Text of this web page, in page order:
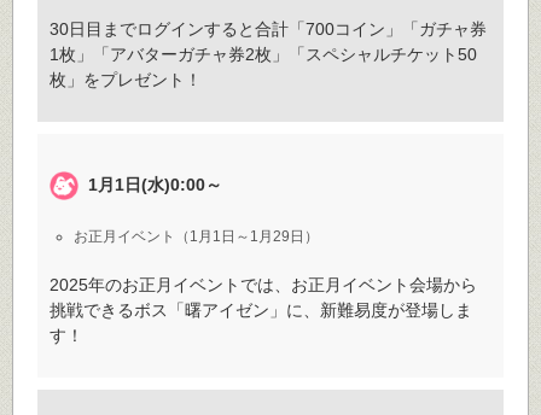
30日目までログインすると合計「700コイン」「ガチャ券
1枚」「アバターガチャ券2枚」「スペシャルチケット50
枚」をプレゼント！
1月1日(水)0:00～
お正月イベント（1月1日～1月29日）
2025年のお正月イベントでは、お正月イベント会場から
挑戦できるボス「曙アイゼン」に、新難易度が登場しま
す！